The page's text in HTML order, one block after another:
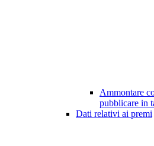
Ammontare
pubblicare in
Dati relativi ai premi